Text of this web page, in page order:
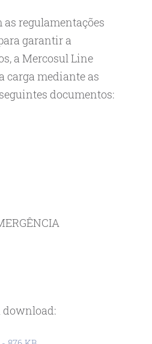
regulamentações
garantir a
a Mercosul Line
carga mediante as
documentos:
download: